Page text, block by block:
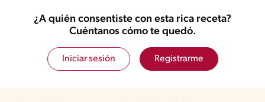
¿A quién consentiste con esta rica receta?
Cuéntanos cómo te quedó.
Iniciar sesión Registrarme